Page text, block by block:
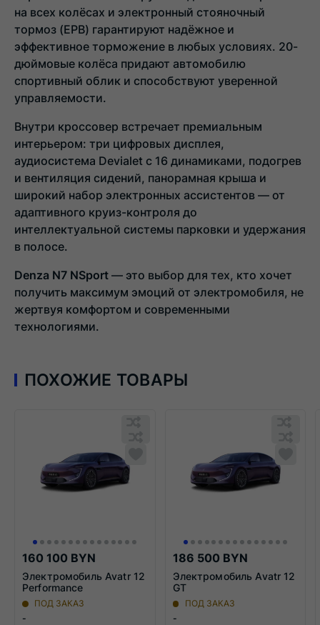
на всех колёсах и электронный стояночный
тормоз (EPB) гарантируют надёжное и
эффективное торможение в любых условиях. 20-
дюймовые колёса придают автомобилю
спортивный облик и способствуют уверенной
управляемости.
Внутри кроссовер встречает премиальным
интерьером: три цифровых дисплея,
аудиосистема Devialet с 16 динамиками, подогрев
и вентиляция сидений, панорамная крыша и
широкий набор электронных ассистентов — от
адаптивного круиз-контроля до
интеллектуальной системы парковки и удержания
в полосе.
Denza N7 NSport — это выбор для тех, кто хочет
получить максимум эмоций от электромобиля, не
жертвуя комфортом и современными
технологиями.
ПОХОЖИЕ ТОВАРЫ
160 100 BYN
Электромобиль Avatr 12
Performance
сравнения
ПОД ЗАКАЗ
-
186 500 BYN
Электромобиль Avatr 12
GT
ПОД ЗАКАЗ
-